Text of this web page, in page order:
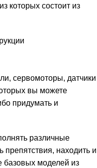
которых состоит из
сервомоторы, датчики
вы можете
придумать и
различные
препятствия, находить и
моделей из